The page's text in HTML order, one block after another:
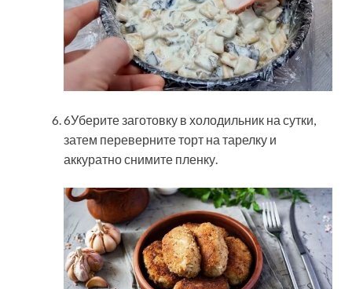
6Уберите заготовку в холодильник на сутки,
затем переверните торт на тарелку и
аккуратно снимите пленку.